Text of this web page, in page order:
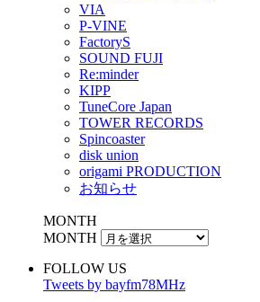
VIA
P-VINE
FactoryS
SOUND FUJI
Re:minder
KIPP
TuneCore Japan
TOWER RECORDS
Spincoaster
disk union
origami PRODUCTION
お知らせ
MONTH
MONTH
FOLLOW US
Tweets by bayfm78MHz